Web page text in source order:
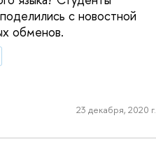
с новостной
обменов.
23 декабря, 2020 г.